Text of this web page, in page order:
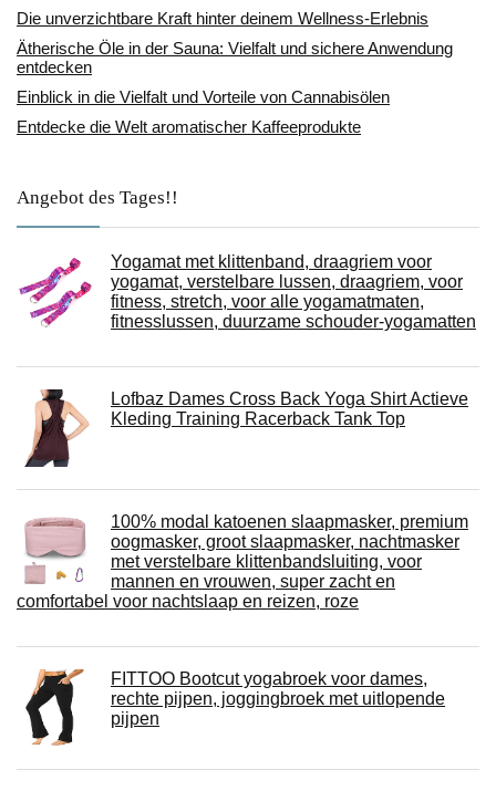
Die unverzichtbare Kraft hinter deinem Wellness-Erlebnis
Ätherische Öle in der Sauna: Vielfalt und sichere Anwendung
entdecken
Einblick in die Vielfalt und Vorteile von Cannabisölen
Entdecke die Welt aromatischer Kaffeeprodukte
Angebot des Tages!!
Yogamat met klittenband, draagriem voor
yogamat, verstelbare lussen, draagriem, voor
fitness, stretch, voor alle yogamatmaten,
fitnesslussen, duurzame schouder-yogamatten
Lofbaz Dames Cross Back Yoga Shirt Actieve
Kleding Training Racerback Tank Top
100% modal katoenen slaapmasker, premium
oogmasker, groot slaapmasker, nachtmasker
met verstelbare klittenbandsluiting, voor
mannen en vrouwen, super zacht en
comfortabel voor nachtslaap en reizen, roze
FITTOO Bootcut yogabroek voor dames,
rechte pijpen, joggingbroek met uitlopende
pijpen